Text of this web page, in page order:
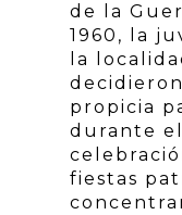
de la
1960, la
la
propicia
durante
fiestas